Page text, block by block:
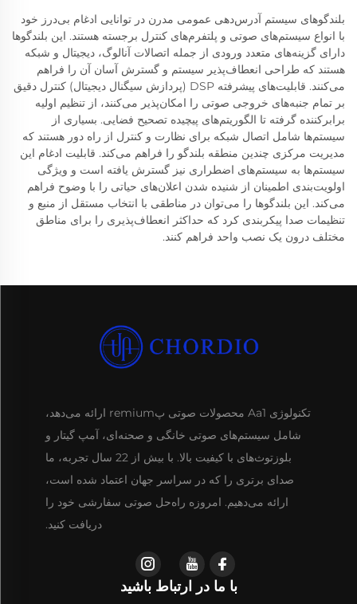
بلندگوهای سیستم آدرس‌دهی عمومی مدرن در توانایی ادغام بی‌درز خود
با انواع سیستم‌های صوتی و پلتفرم‌های کنترل برجسته هستند. این بلندگوها
دارای گزینه‌های متعدد ورودی از جمله اتصالات آنالوگ، دیجیتال و شبکه
هستند که طراحی انعطاف‌پذیر سیستم و گسترش آسان آن را فراهم
می‌کنند. قابلیت‌های پیشرفته DSP (پردازش سیگنال دیجیتال) کنترل دقیق
بر تمام جنبه‌های خروجی صوتی را امکان‌پذیر می‌کنند، از تنظیم اولیه
برابرکننده گرفته تا الگوریتم‌های پیچیده تصحیح فضایی. بسیاری از
سیستم‌ها شامل اتصال شبکه برای نظارت و کنترل از راه دور هستند که
مدیریت مرکزی چندین منطقه بلندگو را فراهم می‌کند. قابلیت ادغام این
سیستم‌ها به سیستم‌های اضطراری نیز گسترش یافته است و ویژگی
اولویت‌بندی اطمینان از شنیده شدن اعلان‌های حیاتی را با وضوح فراهم
می‌کند. این بلندگوها را می‌توان در مناطقی با انتخاب مستقل از منبع و
تنظیمات صدا پیکربندی کرد که حداکثر انعطاف‌پذیری را برای مناطق
مختلف درون یک نصب واحد فراهم کنند.
تکنولوژی Aa1 محصولات صوتی پremium ارائه می‌دهد،
شامل سیستم‌های صوتی خانگی و صحنه‌ای، آمپ گیتار و
بلوزتوث‌های با کیفیت بالا. با بیش از 22 سال تجربه، ما
صدای برتری را که در سراسر جهان اعتماد شده است،
ارائه می‌دهیم. امروزه راه‌حل صوتی سفارشی خود را
دریافت کنید.
با ما در ارتباط باشید